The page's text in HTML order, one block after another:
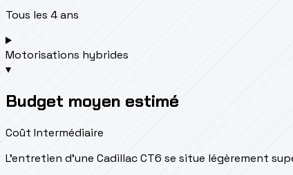
Tous les 4 ans
Motorisations hybrides
▾
Budget moyen estimé
Coût Intermédiaire
L'entretien d'une Cadillac CT6 se situe légèrement